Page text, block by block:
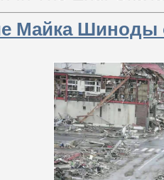
Майка Шиноды